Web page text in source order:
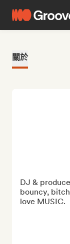
關於
DJ &
bouncy,
love MUSIC.